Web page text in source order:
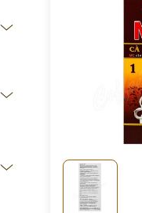
кофе Me Trang
Среди ведущих
занимает одно
сырья и